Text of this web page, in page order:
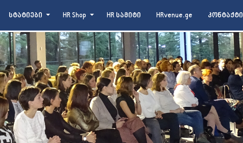
სტატიები HR Shop HR სამიტი HRvenue.ge კონტაქტი